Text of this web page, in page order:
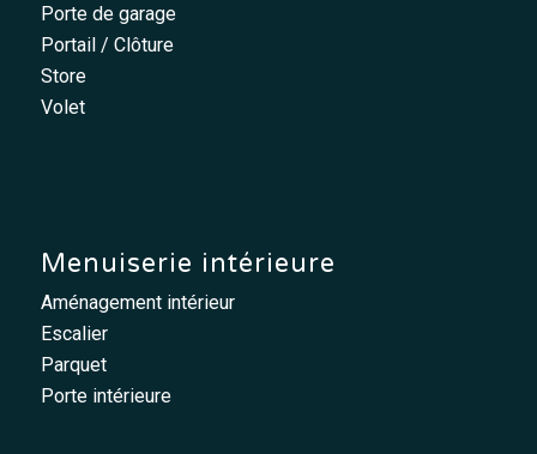
Porte de garage
Portail / Clôture
Store
Volet
Menuiserie intérieure
Aménagement intérieur
Escalier
Parquet
Porte intérieure